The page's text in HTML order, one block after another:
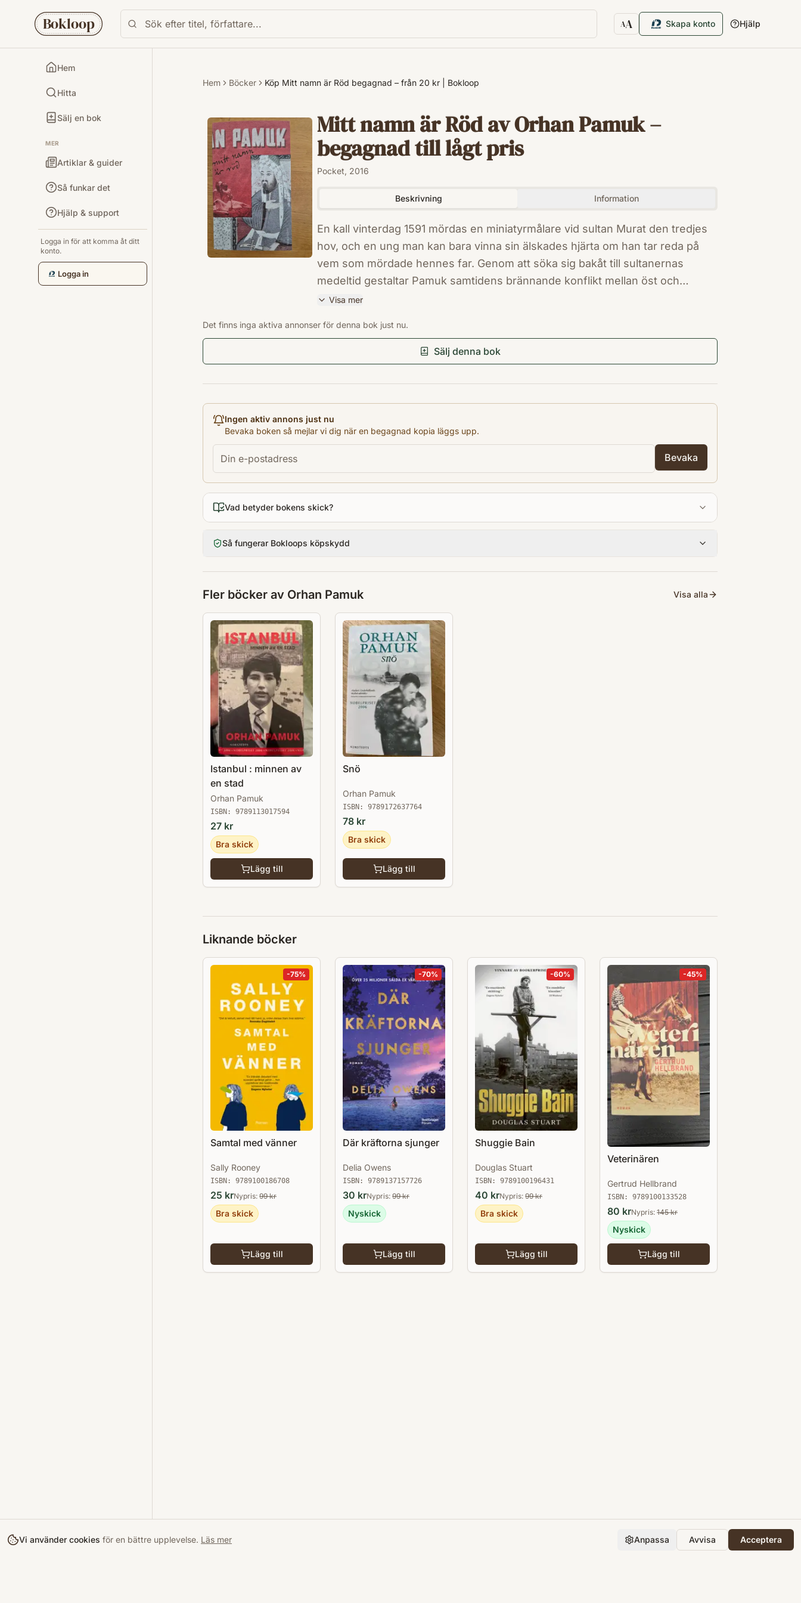
Bokloop AA
Textstorlek
Skapa konto Hjälp
Hem
Hitta
Sälj en bok
MER
Artiklar & guider
Så funkar det
Hjälp & support
Logga in för att komma åt ditt
konto.
Logga in
Hem Böcker Köp Mitt namn är Röd begagnad – från 20 kr | Bokloop
Mitt namn är Röd av Orhan Pamuk –
begagnad till lågt pris
Pocket, 2016
Beskrivning Information
En kall vinterdag 1591 mördas en miniatyrmålare vid sultan Murat den tredjes
hov, och en ung man kan bara vinna sin älskades hjärta om han tar reda på
vem som mördade hennes far. Genom att söka sig bakåt till sultanernas
medeltid gestaltar Pamuk samtidens brännande konflikt mellan öst och
väst."Pamuks otroliga skaparkraft väcker klartänkta gåtor och dubbelheter till
Visa mer
9789113072821
Norstedts
Utgivningsår
Antal sidor
494
Språk
FBA
Format
Pocket
Det finns inga aktiva annonser för denna bok just nu.
Sälj denna bok
Ingen aktiv annons just nu
Bevaka boken så mejlar vi dig när en begagnad kopia läggs upp.
Bevaka
Vad betyder bokens skick?
Så fungerar Bokloops köpskydd
Fler böcker av Orhan Pamuk Visa alla
Istanbul : minnen av
en stad
Orhan Pamuk
ISBN: 9789113017594
27 kr
Bra skick
Lägg till
Snö
Orhan Pamuk
ISBN: 9789172637764
78 kr
Bra skick
Lägg till
Liknande böcker
-75%
Samtal med vänner
Sally Rooney
ISBN: 9789100186708
25 krNypris: 99kr
Bra skick
Lägg till
-70%
Där kräftorna sjunger
Delia Owens
ISBN: 9789137157726
30 krNypris: 99kr
Nyskick
Lägg till
-60%
Shuggie Bain
Douglas Stuart
ISBN: 9789100196431
40 krNypris: 99kr
Bra skick
Lägg till
-45%
Veterinären
Gertrud Hellbrand
ISBN: 9789100133528
80 krNypris: 145kr
Nyskick
Lägg till
Vi använder cookies för en bättre upplevelse. Läs mer Anpassa Avvisa Acceptera